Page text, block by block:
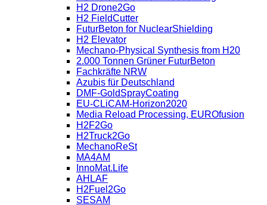
H2 Drone2Go
H2 FieldCutter
FuturBeton for NuclearShielding
H2 Elevator
Mechano-Physical Synthesis from H20
2.000 Tonnen Grüner FuturBeton
Fachkräfte NRW
Azubis für Deutschland
DMF-GoldSprayCoating
EU-CLiCAM-Horizon2020
Media Reload Processing, EUROfusion
H2F2Go
H2Truck2Go
MechanoReSt
MA4AM
InnoMat.Life
AHLAF
H2Fuel2Go
SESAM